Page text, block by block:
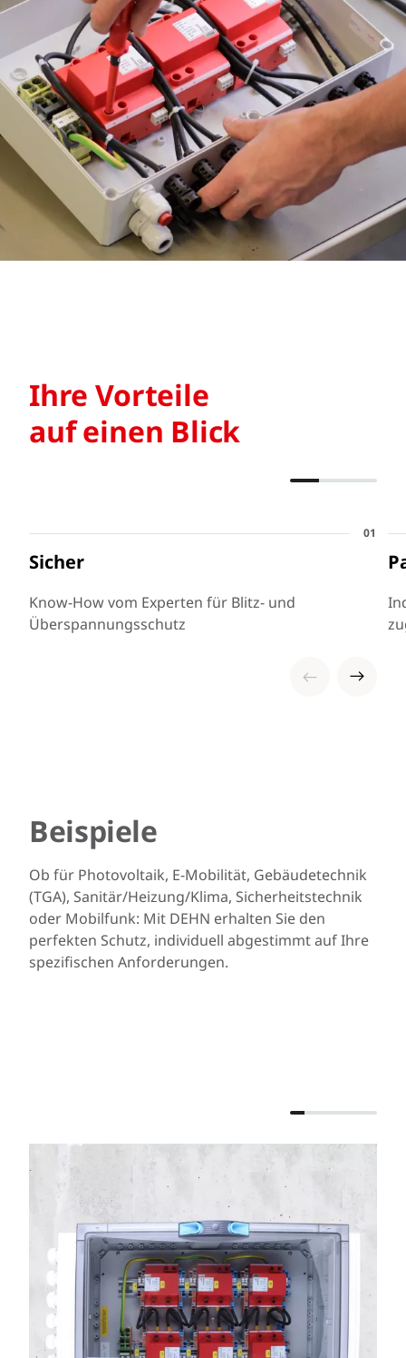
Ihre Vorteile
auf einen Blick
01
Sicher
Know-How vom Experten für Blitz- und
Überspannungsschutz
Beispiele
Ob für Photovoltaik, E-Mobilität, Gebäudetechnik
(TGA), Sanitär/Heizung/Klima, Sicherheitstechnik
oder Mobilfunk: Mit DEHN erhalten Sie den
perfekten Schutz, individuell abgestimmt auf Ihre
spezifischen Anforderungen.